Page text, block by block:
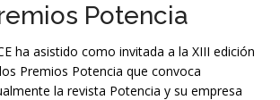
Potencia
ha asistido como invitada a la XIII edición
Premios Potencia que convoca
la revista Potencia y su empresa